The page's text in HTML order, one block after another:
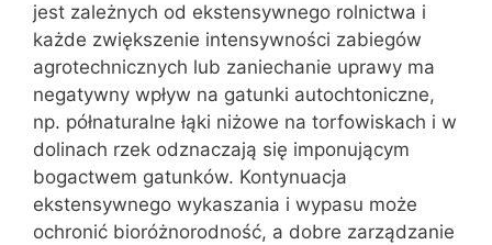
jest zależnych od ekstensywnego rolnictwa i
każde zwiększenie intensywności zabiegów
agrotechnicznych lub zaniechanie uprawy ma
negatywny wpływ na gatunki autochtoniczne,
np. półnaturalne łąki niżowe na torfowiskach i w
dolinach rzek odznaczają się imponującym
bogactwem gatunków. Kontynuacja
ekstensywnego wykaszania i wypasu może
ochronić bioróżnorodność, a dobre zarządzanie